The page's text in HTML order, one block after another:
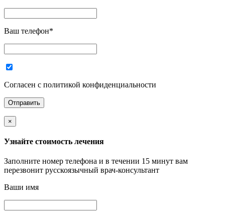
Ваш телефон*
Согласен с политикой конфиденциальности
×
Узнайте стоимость лечения
Заполните номер телефона и в течении 15 минут вам
перезвонит русскоязычный врач-консультант
Ваши имя